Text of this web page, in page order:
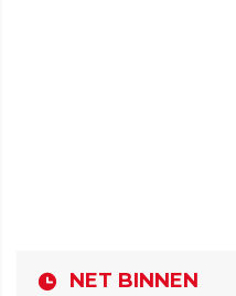
NET BINNEN